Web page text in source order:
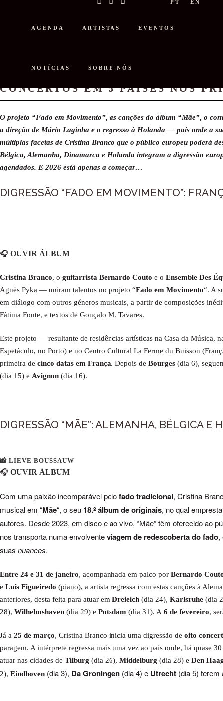
PT EN
AGENDA ARTISTAS EVENTOS
NOTÍCIAS SOBRE NÓS
CONCERTOS EM 5 PAÍSES NOS
O projeto “Fado em Movimento”, as canções do álbum “Mãe”, o
a direção de Mário Laginha e o regresso à Holanda — país onde a
múltiplas facetas de Cristina Branco que o público europeu poderá
Bélgica, Alemanha, Dinamarca e Holanda integram a digressão
agendados. E 2026 está apenas a começar…
DIGRESSÃO “FADO EM MOVIMENTO”:
🎧 OUVIR ÁLBUM
Cristina Branco, o guitarrista Bernardo Couto e o Ensemble Des
Agnès Pyka — uniram talentos no projeto “Fado em Movimento“. A
em diálogo com outros géneros musicais, a partir de composições
Fátima Fonte, e textos de Gonçalo M. Tavares.
Este projeto — resultante de residências artísticas na Casa da Música,
Espetáculo, no Porto) e no Centro Cultural La Ferme du Buisson
primeira de cinco datas em França. Depois de Bourges (dia 6),
(dia 15) e Avignon (dia 16).
DIGRESSÃO “MÃE”: ALEMANHA, BÉLGICA E
📸 LIEVE BOUSSAUW
🎧 OUVIR ÁLBUM
Com uma paixão incomparável pelofado tradicional, Cristina
musical em “Mãe“, o seu 18.º álbum de originais, no qual
autores. Desde 2023, em disco e ao vivo, “Mãe” têm oferecido ao
nos transporta numa envolventeviagem de redescoberta do fado,
suas nuances.
Entre 24 e 31 de janeiro, acompanhada em palco por Bernardo
e Luís Figueiredo (piano), a artista regressa com estas canções à
anteriores, desta feita para atuar em Dreieich (dia 24), Karlsruhe (dia
28), Wilhelmshaven (dia 29) e Potsdam (dia 31). A 6 de fevereiro,
Já a 25 de março, Cristina Branco inicia uma digressão de oito
paragem. A intérprete regressa mais uma vez ao país onde, há quase
atuar nas cidades de Tilburg (dia 26), Middelburg (dia 28) e Den
2), Eindhoven (dia 3), Da Groningen (dia 4) e Utrecht (dia 5) terem